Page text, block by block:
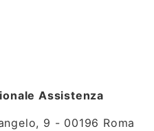
Assistenza
9 - 00196 Roma